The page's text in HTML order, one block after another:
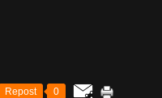
Repost 0